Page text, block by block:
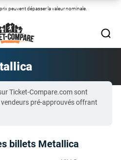
peuvent dépasser la valeur nominale.
Ticket-Compare.com sont
pré-approuvés offrant
billets Metallica